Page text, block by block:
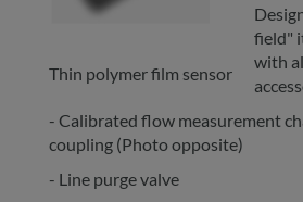
Thin polymer film sensor
field"
with
- Calibrated flow measurement
coupling (Photo opposite)
- Line purge valve